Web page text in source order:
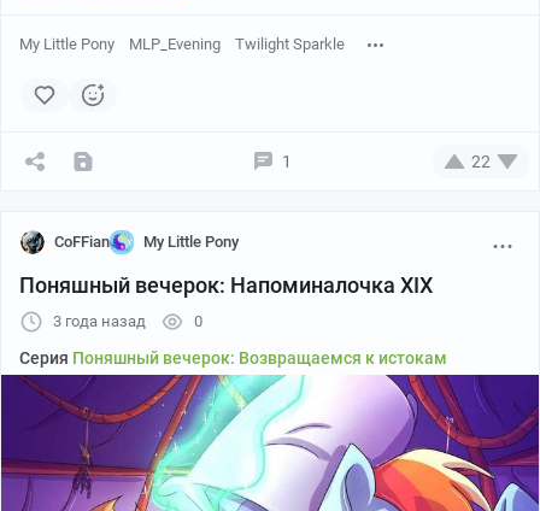
Дратуте опять :3
Мы подошли к очередной цифре, нашвечерочек
собирается уже в двадцатый раз.
My Little Pony MLP_Evening Twilight Sparkle
1 22
CoFFian My Little Pony
Поняшный вечерок: Напоминалочка XIX
3 года назад 0
Серия Поняшный вечерок: Возвращаемся к истокам